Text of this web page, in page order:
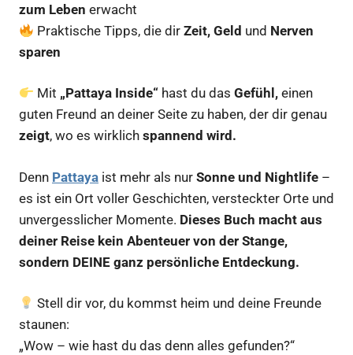
zum Leben erwacht
Praktische Tipps, die dirZeit, Geld und Nerven
sparen
Mit „Pattaya Inside“ hast du dasGefühl, einen
guten Freund an deiner Seite zu haben, der dir genau
zeigt, wo es wirklich spannend wird.
Denn Pattaya ist mehr als nur Sonne und Nightlife –
es ist ein Ort voller Geschichten, versteckter Orte und
unvergesslicher Momente. Dieses Buch macht aus
deiner Reise kein Abenteuer von der Stange,
sondern DEINE ganz persönliche Entdeckung.
Stell dir vor, du kommst heim und deine Freunde
staunen:
„Wow – wie hast du das denn alles gefunden?“